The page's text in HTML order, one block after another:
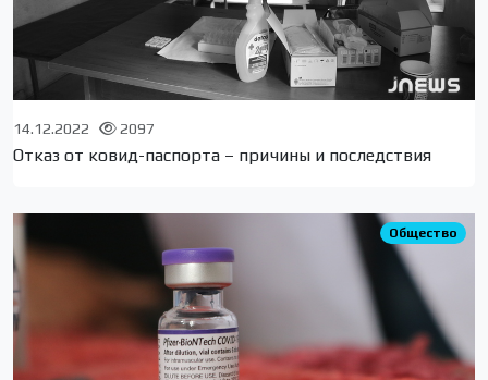
14.12.2022 2097
Отказ от ковид-паспорта – причины и последствия
Общество